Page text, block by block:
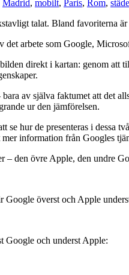
Madrid, mobilt, Paris, Rom,
talat. Bland favoriterna är
arbete som Google,
direkt i kartan: genom att
av själva faktumet att det
ur den jämförelsen.
se hur de presenteras i
information från Googles
– den övre Apple, den undre
Google överst och Apple
Google och underst Apple: